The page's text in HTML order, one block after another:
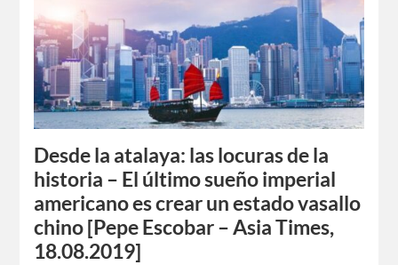
Desde la atalaya: las locuras de la
historia – El último sueño imperial
americano es crear un estado vasallo
chino [Pepe Escobar – Asia Times,
18.08.2019]